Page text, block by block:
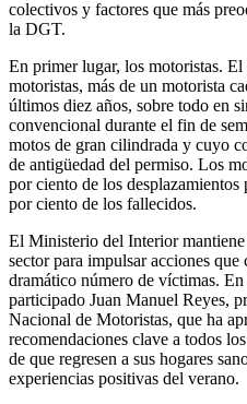
colectivos y factores que más
la DGT.
En primer lugar, los motoristas.
motoristas, más de un motorista
últimos diez años, sobre todo en
convencional durante el fin de
motos de gran cilindrada y cuyo
de antigüedad del permiso. Los
por ciento de los
por ciento de los fallecidos.
El Ministerio del Interior
sector para impulsar acciones
dramático número de víctimas.
participado Juan Manuel Reyes,
Nacional de Motoristas, que ha
recomendaciones clave a todos
de que regresen a sus hogares
experiencias positivas del verano.